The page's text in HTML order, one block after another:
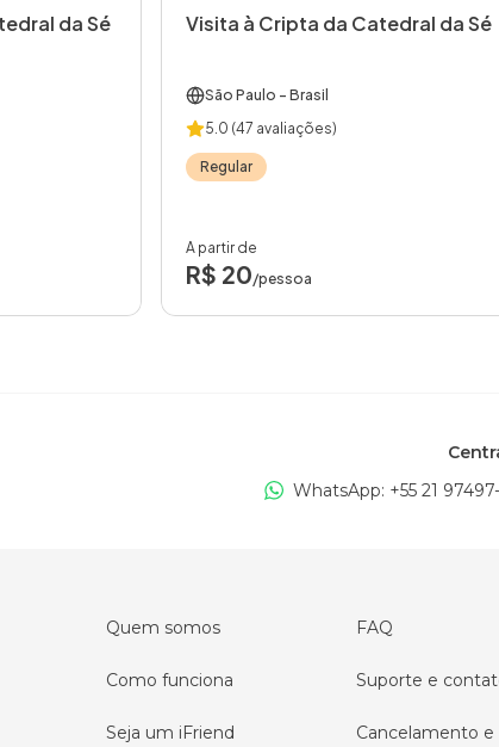
da Sé
Visita à Cripta da Catedral da Sé
São Paulo - Brasil
5.0 (47 avaliações)
Regular
A partir de
R$ 20/pessoa
WhatsApp: +55 21
Quem somos
Como funciona
Seja um iFriend
FAQ
Suporte e
Cancelamento